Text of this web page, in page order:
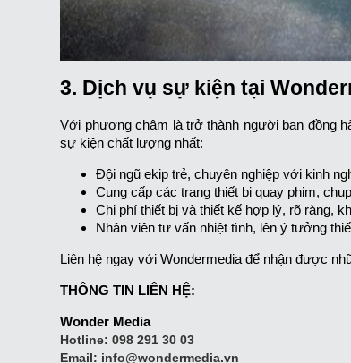
3. Dịch vụ sự kiện tại
Với phương châm là trở thành người bạn đồng
sự kiện chất lượng nhất:
Đội ngũ ekip trẻ, chuyên nghiệp với kinh
Cung cấp các trang thiết bị quay phim,
Chi phí thiết bị và thiết kế hợp lý, rõ ràng,
Nhân viên tư vấn nhiệt tình, lên ý tưởng
Liên hệ ngay với Wondermedia để nhận được
THÔNG TIN LIÊN HỆ:
Wonder Media
Hotline:098 291 30 03
Email: info@wondermedia.vn